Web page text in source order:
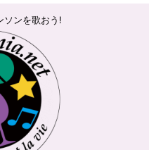
ソンを歌おう!